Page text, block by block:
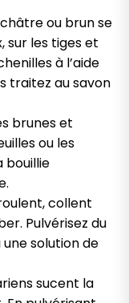
ou brun se
sur les tiges et
à l’aide
traitez au savon
brunes et
ou les
bouillie
collent
Pulvérisez du
solution de
sucent la